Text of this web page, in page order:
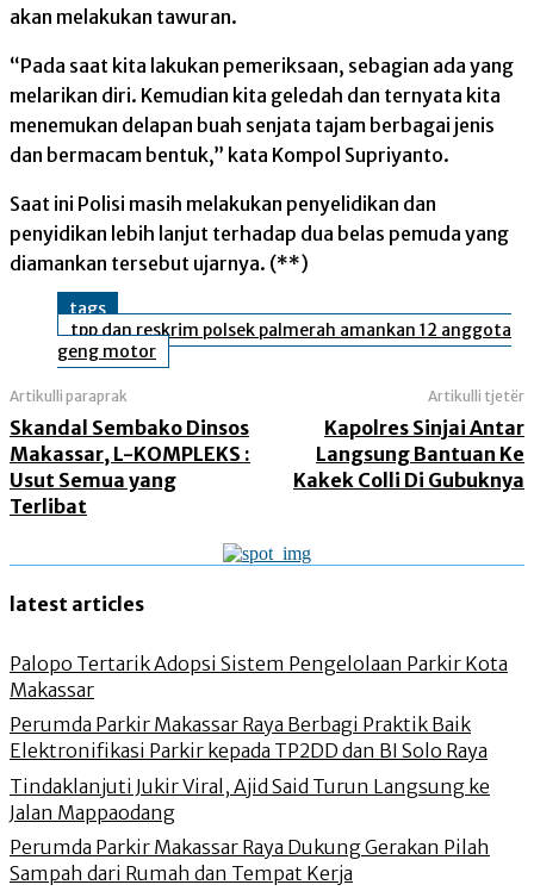
akan melakukan tawuran.
“Pada saat kita lakukan pemeriksaan, sebagian ada yang
melarikan diri. Kemudian kita geledah dan ternyata kita
menemukan delapan buah senjata tajam berbagai jenis
dan bermacam bentuk,” kata Kompol Supriyanto.
Saat ini Polisi masih melakukan penyelidikan dan
penyidikan lebih lanjut terhadap dua belas pemuda yang
diamankan tersebut ujarnya. (**)
tags
tpp dan reskrim polsek palmerah amankan 12 anggota
geng motor
Artikulli paraprak
Skandal Sembako Dinsos
Makassar, L-KOMPLEKS :
Usut Semua yang
Terlibat
Artikulli tjetër
Kapolres Sinjai Antar
Langsung Bantuan Ke
Kakek Colli Di Gubuknya
latest articles
Palopo Tertarik Adopsi Sistem Pengelolaan Parkir Kota
Makassar
Perumda Parkir Makassar Raya Berbagi Praktik Baik
Elektronifikasi Parkir kepada TP2DD dan BI Solo Raya
Tindaklanjuti Jukir Viral, Ajid Said Turun Langsung ke
Jalan Mappaodang
Perumda Parkir Makassar Raya Dukung Gerakan Pilah
Sampah dari Rumah dan Tempat Kerja